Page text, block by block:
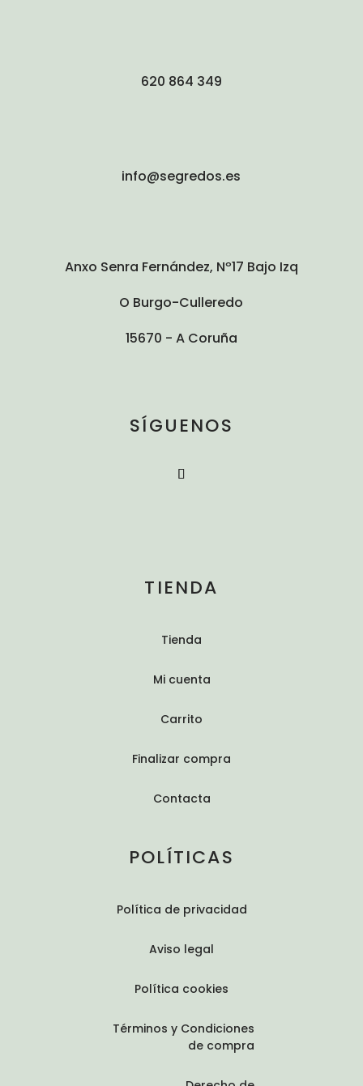
620 864 349
info@segredos.es
Anxo Senra Fernández, Nº17 Bajo Izq
O Burgo-Culleredo
15670 - A Coruña
SÍGUENOS
TIENDA
Tienda
Mi cuenta
Carrito
Finalizar compra
Contacta
POLÍTICAS
Política de privacidad
Aviso legal
Política cookies
Términos y Condiciones
de compra